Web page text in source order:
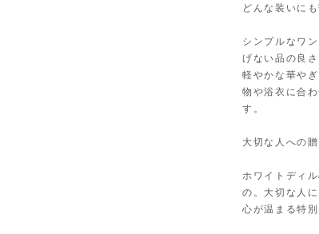
どんな装いに
シンプルなワ
げない品の良
軽やかな華や
物や浴衣に合
す。
大切な人への
ホワイトディ
の。大切な人
心が温まる特